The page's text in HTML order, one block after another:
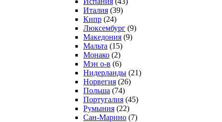
Италия (39)
Кипр (24)
Люксембург (9)
Македония (9)
Мальта (15)
Монако (2)
Мэн о-в (6)
Нидерланды (21)
Норвегия (26)
Польша (74)
Португалия (45)
Румыния (22)
Сан-Марино (7)